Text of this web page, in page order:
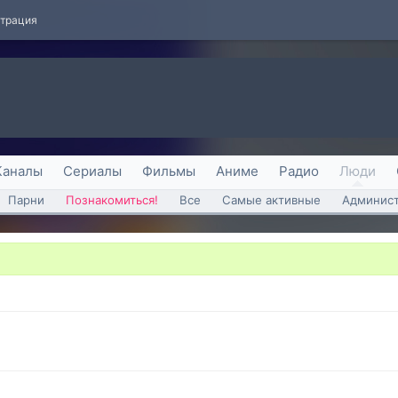
Сериалы Фильмы Аниме Радио Люди
Парни Познакомиться! Все Самые активные